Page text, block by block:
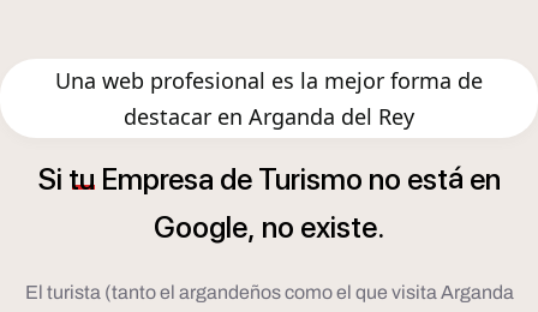
Una web profesional es la mejor forma de
destacar en Arganda del Rey
Si tu Empresa de Turismo no está en
Google, no existe.
El turista (tanto el argandeños como el que visita Arganda